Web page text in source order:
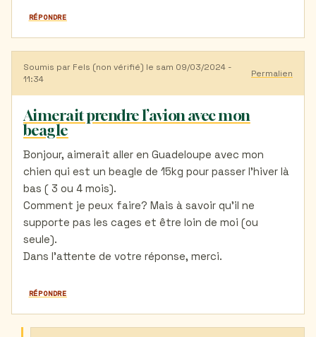
RÉPONDRE
Soumis par Fels (non vérifié) le sam 09/03/2024 -
11:34
Permalien
Aimerait prendre l’avion avec mon
beagle
Bonjour, aimerait aller en Guadeloupe avec mon
chien qui est un beagle de 15kg pour passer l’hiver là
bas ( 3 ou 4 mois).
Comment je peux faire? Mais à savoir qu’il ne
supporte pas les cages et être loin de moi (ou
seule).
Dans l’attente de votre réponse, merci.
RÉPONDRE